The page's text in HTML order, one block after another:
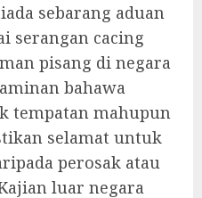
sebarang aduan
serangan cacing
pisang di negara
bahawa
tempatan mahupun
selamat untuk
perosak atau
luar negara